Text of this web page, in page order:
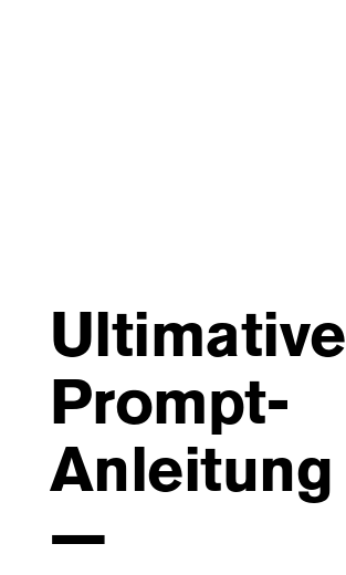
Ultimative
Prompt-
Anleitung
—